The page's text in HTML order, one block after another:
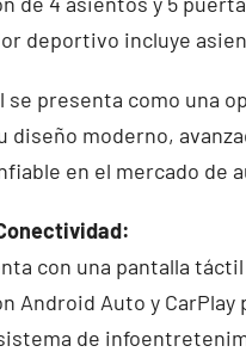
deportivo incluye
se presenta como una
diseño moderno,
en el mercado de
con una pantalla
Android Auto y
de